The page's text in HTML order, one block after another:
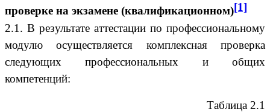
проверке на экзамене (квалификационном)[1]
2.1. В результате аттестации по профессиональному
модулю осуществляется комплексная проверка
следующих профессиональных и общих
компетенций:
Таблица 2.1